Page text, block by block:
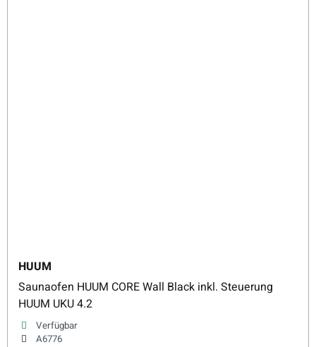
HUUM
Saunaofen HUUM CORE Wall Black inkl. Steuerung
HUUM UKU 4.2
Verfügbar
A6776